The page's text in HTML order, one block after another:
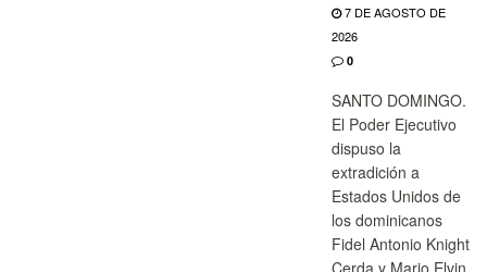
7 DE AGOSTO DE
2026
0
SANTO DOMINGO.
El Poder Ejecutivo
dispuso la
extradición a
Estados Unidos de
los dominicanos
Fidel Antonio Knight
Cerda y Mario Elvin